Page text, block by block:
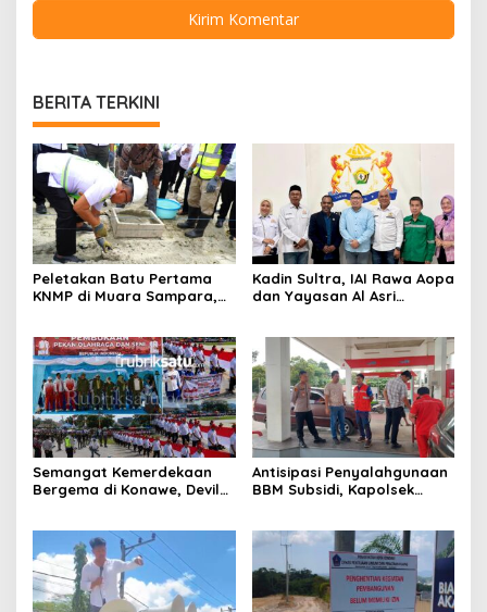
BERITA TERKINI
Peletakan Batu Pertama
KNMP di Muara Sampara,
Kadin Sultra, IAI Rawa Aopa
dan Yayasan Al Asri
Semangat Kemerdekaan
Bergema di Konawe, Devile
Antisipasi Penyalahgunaan
BBM Subsidi, Kapolsek